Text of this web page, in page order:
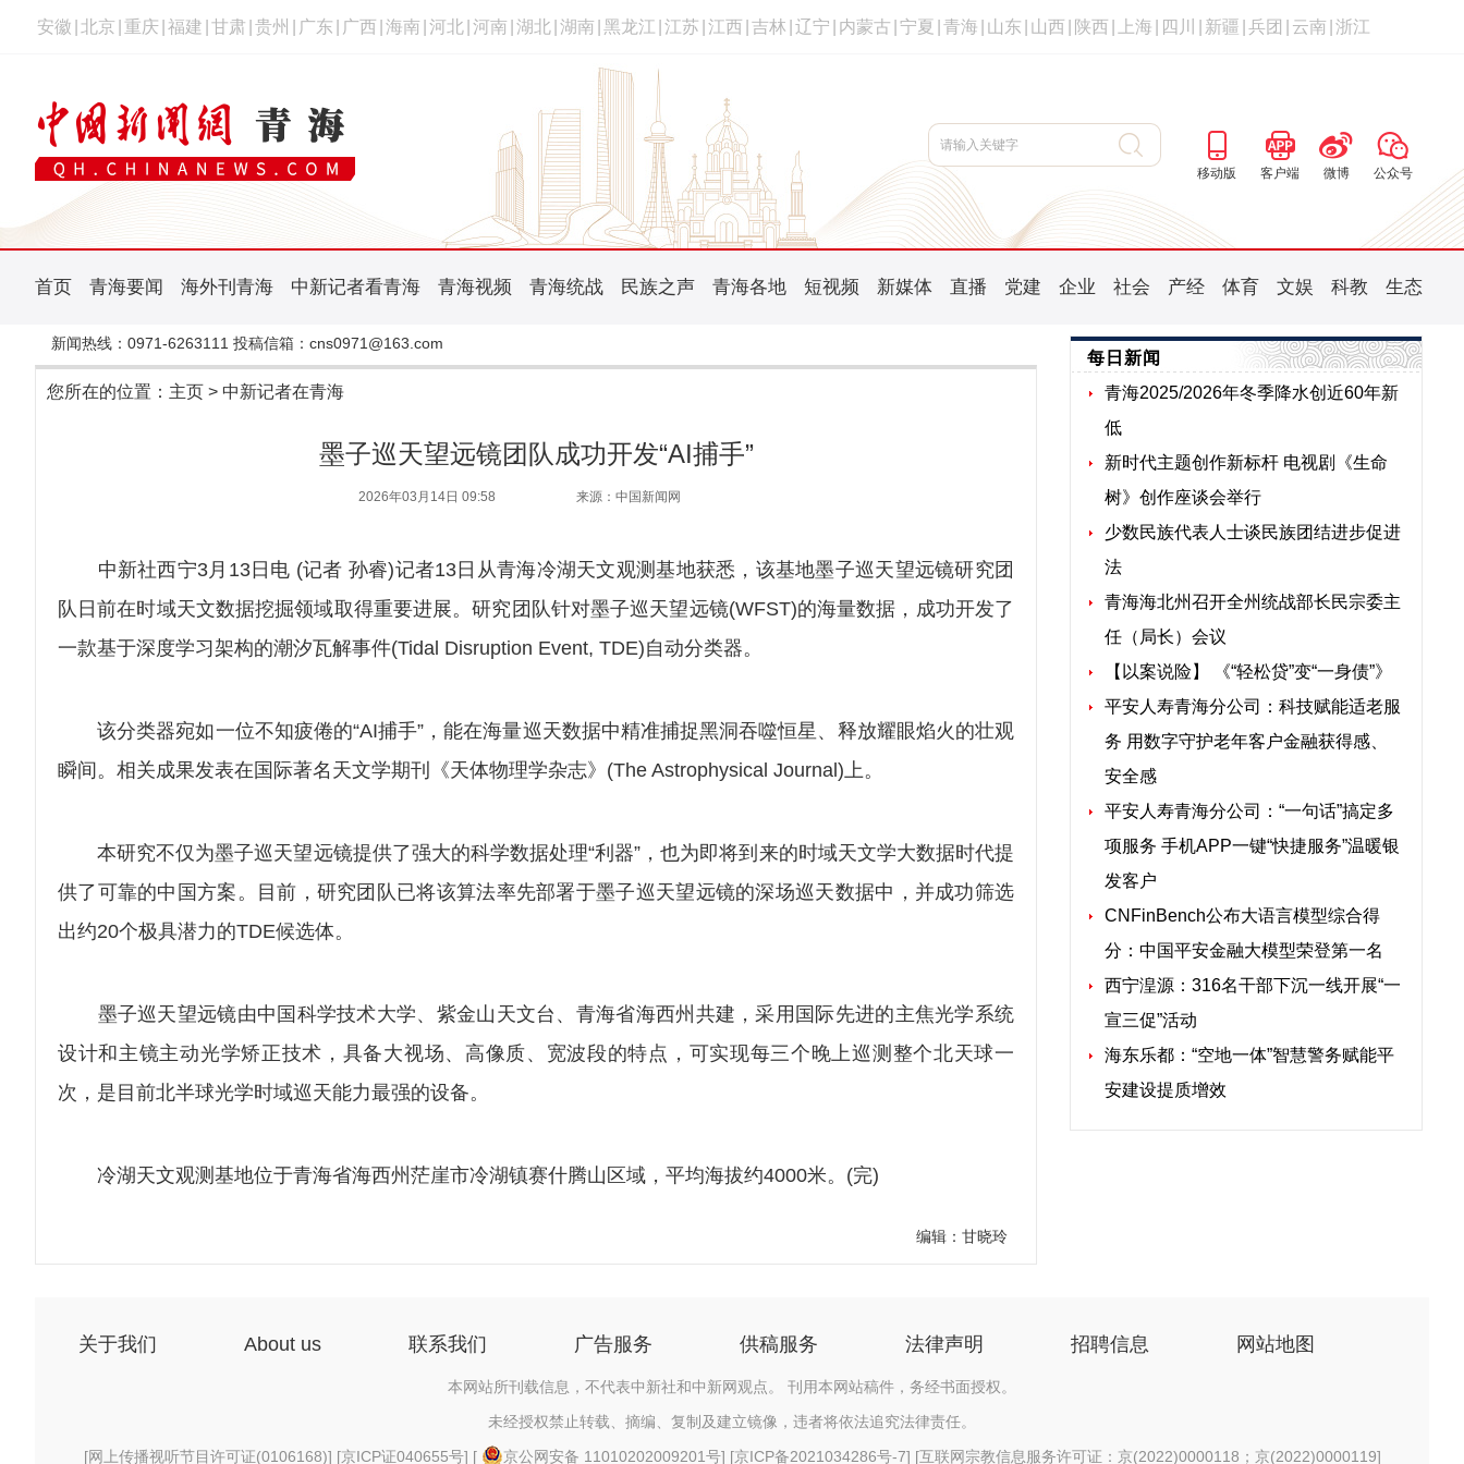
安徽 北京 重庆 福建 甘肃 贵州 广东 广西 海南 河北 河南 湖北 湖南 黑龙江 江苏 江西 吉林 辽宁 内蒙古 宁夏 青海 山东 山西 陕西 上海 四川 新疆 兵团 云南 浙江
移动版 客户端 微博 公众号
首页 青海要闻 海外刊青海 中新记者看青海 青海视频 青海统战 民族之声 青海各地 短视频 新媒体 直播 党建 企业 社会 产经 体育 文娱 科教 生态
新闻热线：0971-6263111 投稿信箱：cns0971@163.com
您所在的位置： 主页 > 中新记者在青海
墨子巡天望远镜团队成功开发“AI捕手”
2026年03月14日 09:58 来源：中国新闻网
中新社西宁3月13日电 (记者 孙睿)记者13日从青海冷湖天文观测基地获悉，该基地墨子巡天望远镜研究团
队日前在时域天文数据挖掘领域取得重要进展。研究团队针对墨子巡天望远镜(WFST)的海量数据，成功开发了
一款基于深度学习架构的潮汐瓦解事件(Tidal Disruption Event, TDE)自动分类器。
该分类器宛如一位不知疲倦的“AI捕手”，能在海量巡天数据中精准捕捉黑洞吞噬恒星、释放耀眼焰火的壮观
瞬间。相关成果发表在国际著名天文学期刊《天体物理学杂志》(The Astrophysical Journal)上。
本研究不仅为墨子巡天望远镜提供了强大的科学数据处理“利器”，也为即将到来的时域天文学大数据时代提
供了可靠的中国方案。目前，研究团队已将该算法率先部署于墨子巡天望远镜的深场巡天数据中，并成功筛选
出约20个极具潜力的TDE候选体。
墨子巡天望远镜由中国科学技术大学、紫金山天文台、青海省海西州共建，采用国际先进的主焦光学系统
设计和主镜主动光学矫正技术，具备大视场、高像质、宽波段的特点，可实现每三个晚上巡测整个北天球一
次，是目前北半球光学时域巡天能力最强的设备。
冷湖天文观测基地位于青海省海西州茫崖市冷湖镇赛什腾山区域，平均海拔约4000米。(完)
编辑：甘晓玲
每日新闻
青海2025/2026年冬季降水创近60年新
低
新时代主题创作新标杆 电视剧《生命
树》创作座谈会举行
少数民族代表人士谈民族团结进步促进
法
青海海北州召开全州统战部长民宗委主
任（局长）会议
【以案说险】 《“轻松贷”变“一身债”》
平安人寿青海分公司：科技赋能适老服
务 用数字守护老年客户金融获得感、
安全感
平安人寿青海分公司：“一句话”搞定多
项服务 手机APP一键“快捷服务”温暖银
发客户
CNFinBench公布大语言模型综合得
分：中国平安金融大模型荣登第一名
西宁湟源：316名干部下沉一线开展“一
宣三促”活动
海东乐都：“空地一体”智慧警务赋能平
安建设提质增效
关于我们 About us 联系我们 广告服务 供稿服务 法律声明 招聘信息 网站地图
本网站所刊载信息，不代表中新社和中新网观点。 刊用本网站稿件，务经书面授权。
未经授权禁止转载、摘编、复制及建立镜像，违者将依法追究法律责任。
[网上传播视听节目许可证(0106168)] [京ICP证040655号] [ 京公网安备 11010202009201号] [京ICP备2021034286号-7] [互联网宗教信息服务许可证：京(2022)0000118；京(2022)0000119]